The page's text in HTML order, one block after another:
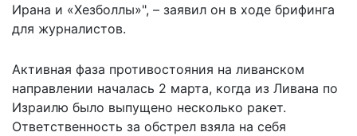
Ирана и «Хезболлы»", – заявил он в ходе брифинга
для журналистов.
Активная фаза противостояния на ливанском
направлении началась 2 марта, когда из Ливана по
Израилю было выпущено несколько ракет.
Ответственность за обстрел взяла на себя